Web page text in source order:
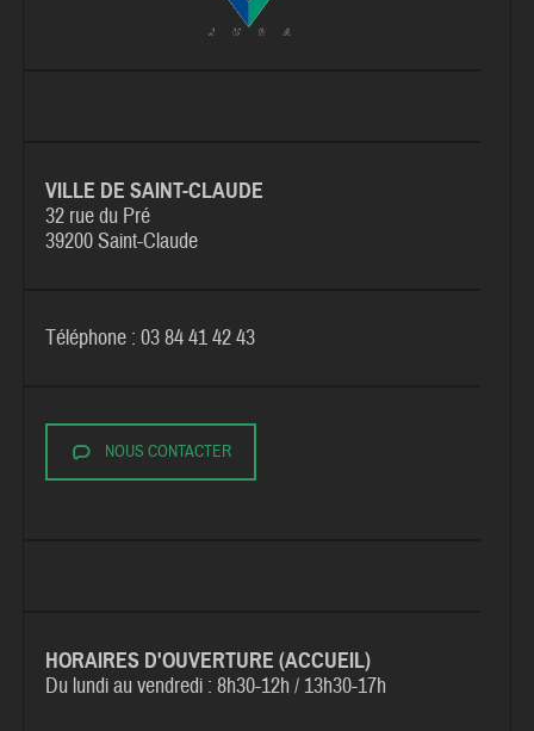
VILLE DE SAINT-CLAUDE
32 rue du Pré
39200 Saint-Claude
Téléphone : 03 84 41 42 43
NOUS CONTACTER
HORAIRES D'OUVERTURE (ACCUEIL)
Du lundi au vendredi :8h30-12h / 13h30-17h